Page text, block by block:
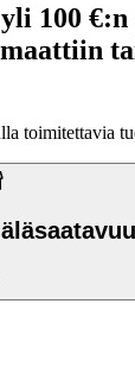
100
toimitettavia